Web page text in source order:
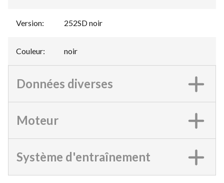
Version: 252SD noir
Couleur: noir
Données diverses
Moteur
Système d'entraînement